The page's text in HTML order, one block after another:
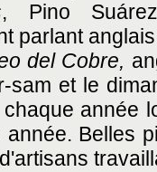
, Pino
parlant
del Cobre,
sam et le
chaque année
année. Belles